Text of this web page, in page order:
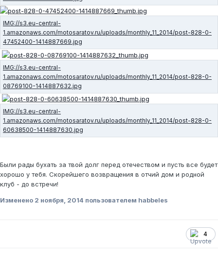
Были рады бухать за твой долг перед отечеством и пусть все будет
хорошо у тебя. Скорейшего возвращения в отчий дом и родной
клуб - до встречи!
Изменено 2 ноября, 2014 пользователем habbeles
4